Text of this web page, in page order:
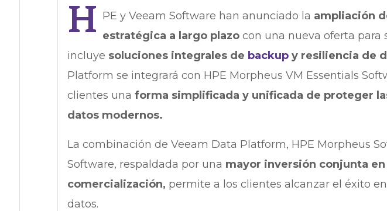
H PE y Veeam Software han anunciado la ampliación
estratégica a largo plazocon una nueva oferta para
incluye soluciones integrales de backup y resiliencia de
Platform se integrará con HPE Morpheus VM Essentials
clientes una forma simplificada y unificada de proteger
datos modernos.
La combinación de Veeam Data Platform, HPE Morpheus
Software, respaldada por una mayor inversión conjunta
comercialización, permite a los clientes alcanzar el éxito
datos.